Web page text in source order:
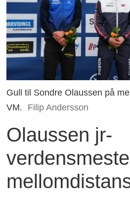
Gull til Sondre Olaussen på
VM.
Filip Andersson
Olaussen jr-